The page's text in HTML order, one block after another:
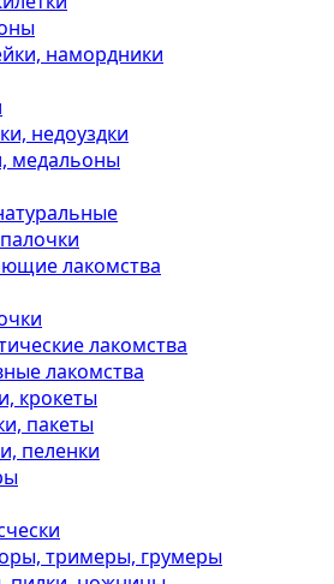
намордники
недоуздки
медальоны
лакомства
лакомства
лакомства
крокеты
пакеты
пеленки
тримеры, грумеры